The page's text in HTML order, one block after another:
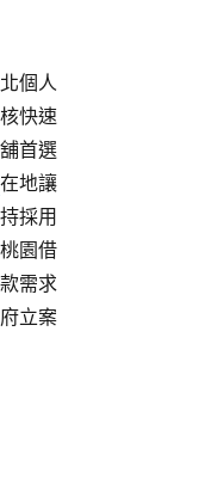
個人
快速
首選
在地讓
採用
園借
需求
立案